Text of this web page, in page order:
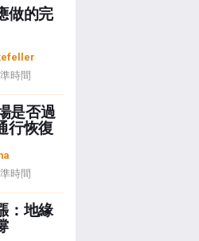
做的完
時間
是否過
行恢復
時間
：地緣